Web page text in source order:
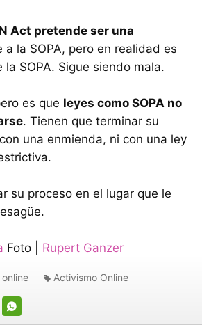
Act pretende ser una
a la SOPA, pero en realidad es
la SOPA. Sigue siendo mala.
es que leyes como SOPA no
. Tienen que terminar su
una enmienda, ni con una ley
su proceso en el lugar que le
Foto | Rupert Ganzer
Activismo Online